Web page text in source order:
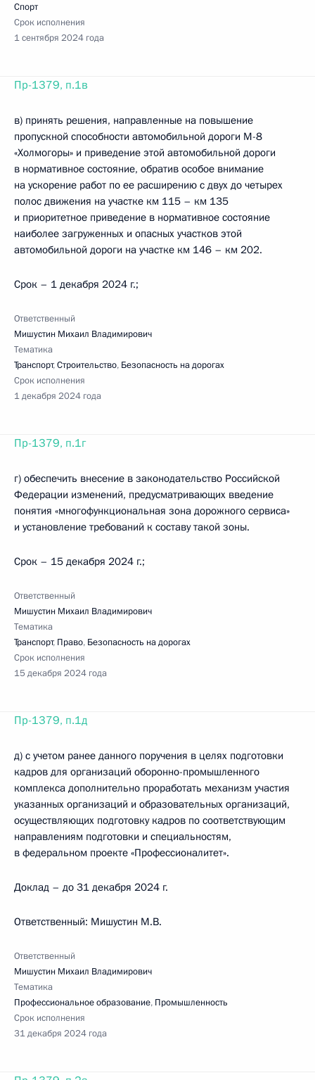
Спорт
Срок исполнения
1 сентября 2024 года
Пр-1379, п.1в
в) принять решения, направленные на повышение
пропускной способности автомобильной дороги М-8
«Холмогоры» и приведение этой автомобильной дороги
в нормативное состояние, обратив особое внимание
на ускорение работ по ее расширению с двух до четырех
полос движения на участке км 115 – км 135
и приоритетное приведение в нормативное состояние
наиболее загруженных и опасных участков этой
автомобильной дороги на участке км 146 – км 202.
Срок – 1 декабря 2024 г.;
Ответственный
Мишустин Михаил Владимирович
Тематика
Транспорт,Строительство, Безопасность на дорогах
Срок исполнения
1 декабря 2024 года
Пр-1379, п.1г
г) обеспечить внесение в законодательство Российской
Федерации изменений, предусматривающих введение
понятия «многофункциональная зона дорожного сервиса»
и установление требований к составу такой зоны.
Срок – 15 декабря 2024 г.;
Ответственный
Мишустин Михаил Владимирович
Тематика
Транспорт, Право, Безопасность на дорогах
Срок исполнения
15 декабря 2024 года
Пр-1379, п.1д
д) с учетом ранее данного поручения в целях подготовки
кадров для организаций оборонно-промышленного
комплекса дополнительно проработать механизм участия
указанных организаций и образовательных организаций,
осуществляющих подготовку кадров по соответствующим
направлениям подготовки и специальностям,
в федеральном проекте «Профессионалитет».
Доклад – до 31 декабря 2024 г.
Ответственный: Мишустин М.В.
Ответственный
Мишустин Михаил Владимирович
Тематика
Профессиональное образование, Промышленность
Срок исполнения
31 декабря 2024 года